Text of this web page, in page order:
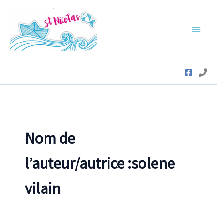
contenu
Nom de
l’auteur/autrice :solene
vilain